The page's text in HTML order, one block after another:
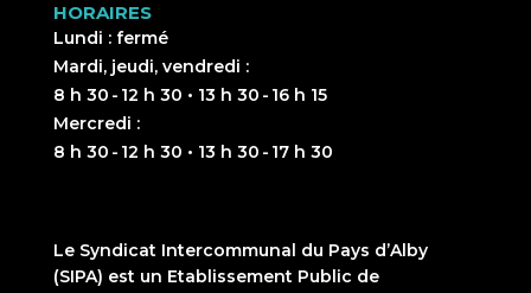
HORAIRES
Lundi : fermé
Mardi, jeudi, vendredi :
8 h 30 - 12 h 30 • 13 h 30 - 16 h 15
Mercredi :
8 h 30 - 12 h 30 • 13 h 30 - 17 h 30
Le Syndicat Intercommunal du Pays d’Alby
(SIPA) est un Etablissement Public de